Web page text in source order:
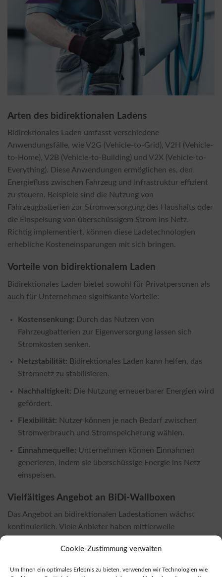
Cookie-Zustimmung verwalten
Um Ihnen ein optimales Erlebnis zu bieten, verwenden wir Technologien wie
Arten des bidirektionalen Ladens
Bidirektionales Laden umfasst verschiedene
Anwendungsfälle, wie V2G (Vehicle-to-Grid), V2H (Vehicle-
to-Home), V2B (Vehicle-to-Building) und V2X (Vehicle-to-
Everything). Diese Anwendungen ermöglichen es, den
Energiefluss zwischen Fahrzeug und Infrastruktur effizient
zu steuern. Beispiele sind die Nutzung von
Fahrzeugbatterien zur Stromversorgung des Haushalts oder
die Einspeisung von überschüssigem Strom ins Netz.
Richtig implementiert, können diese Ladetechnologien
erhebliche Kosteneinsparungen mit sich bringen.
Vorteile von bidirektionalem Laden
Bidirektionales Laden bietet sowohl für Privatpersonen als
auch für Unternehmen signifikante Vorteile:
Kostensenkung: Durch das Nutzen von
Fahrzeugbatterien zur Eigenversorgung lassen sich
Stromkosten senken.
Netzstabilität: Bidirektionales Laden kann helfen, das
Stromnetz zu stabilisieren.
Nachhaltigkeit: Die Nutzung erneuerbarer Energien wird
gefördert.
Flexibilität: Nutzer können je nach Bedarf zwischen
Stromverbrauch und Stromspeicherung wählen.
Einnahmequelle: Unternehmen können Einnahmen
generieren, indem sie überschüssige Energie ins Netz
einspeisen.
Vielfältiges Angebot an BiDi-Wallboxen
Das Angebot an bidirektionalen Ladestationen wächst
kontinuierlich. Viele Anbieter haben mittlerweile
Marktübersicht für bidirektionale Wallboxen